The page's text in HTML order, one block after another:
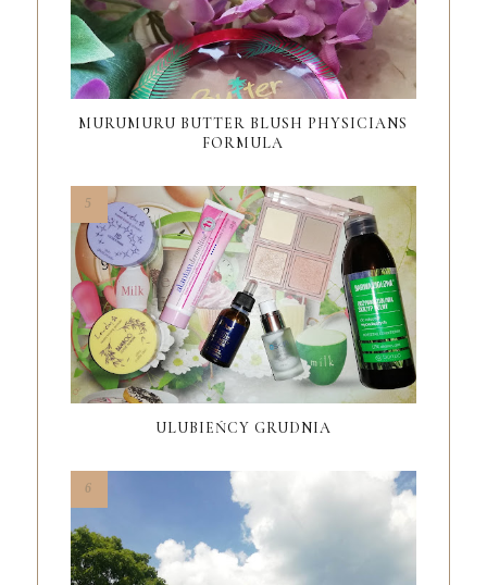
MURUMURU BUTTER BLUSH PHYSICIANS
FORMULA
ULUBIEŃCY GRUDNIA